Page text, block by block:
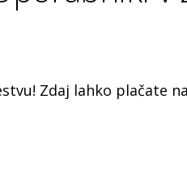
Zdaj lahko plačate